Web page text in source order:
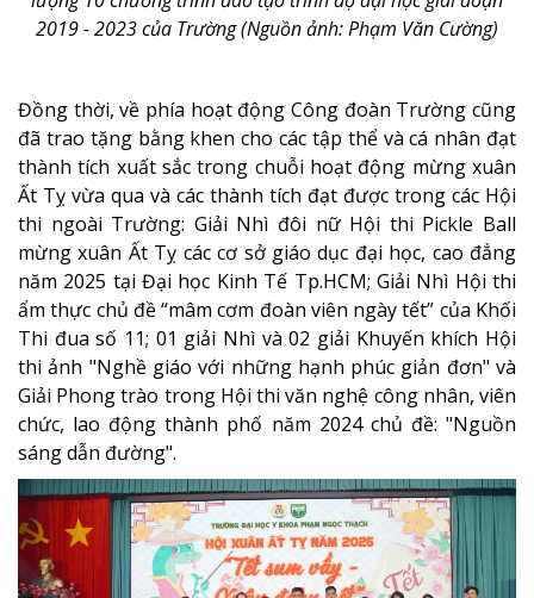
2019 - 2023 của Trường (Nguồn ảnh: Phạm Văn Cường)
Đồng thời, về phía hoạt động Công đoàn Trường cũng
đã trao tặng bằng khen cho các tập thể và cá nhân đạt
thành tích xuất sắc trong chuỗi hoạt động mừng xuân
Ất Tỵ vừa qua và các thành tích đạt được trong các Hội
thi ngoài Trường: Giải Nhì đôi nữ Hội thi Pickle Ball
mừng xuân Ất Tỵ các cơ sở giáo dục đại học, cao đẳng
năm 2025 tại Đại học Kinh Tế Tp.HCM; Giải Nhì Hội thi
ẩm thực chủ đề “mâm cơm đoàn viên ngày tết” của Khối
Thi đua số 11; 01 giải Nhì và 02 giải Khuyến khích Hội
thi ảnh "Nghề giáo với những hạnh phúc giản đơn" và
Giải Phong trào trong Hội thi văn nghệ công nhân, viên
chức, lao động thành phố năm 2024 chủ đề: "Nguồn
sáng dẫn đường".